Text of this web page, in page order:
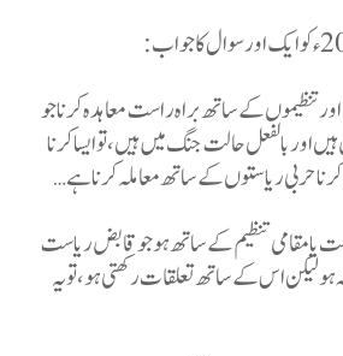
:
تنظیموں کے ساتھ براہ راست معاہدہ کرنا جو
اور بالفعل حالت جنگ میں ہیں، تو ایسا کرنا
کرنا حربی ریاستوں کے ساتھ معاملہ کرنا ہے…
یا مقامی تنظیم کے ساتھ ہو جو قابض ریاست
ہو لیکن اس کے ساتھ تعلقات رکھتی ہو، تو یہ